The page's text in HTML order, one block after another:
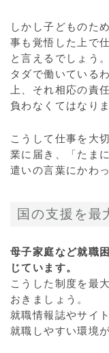
しかし子どものた
事も覚悟した上で
と言えるでしょう。
タダで働いている
上、それ相応の責
負わなくてはなり
こうして仕事を大
業に届き、「たま
遣いの言葉にかわ
国の支援を最
母子家庭など就職
じています。
こうした制度を最
おきましょう。
就職情報誌やサイ
就職しやすい環境